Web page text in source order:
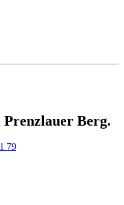
Berg.
79